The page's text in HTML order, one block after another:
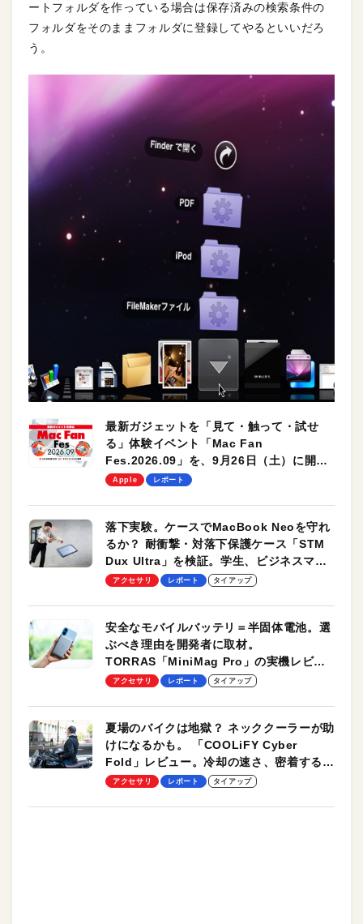
ートフォルダを作っている場合は保存済みの検索条件の
フォルダをそのままフォルダに登録してやるといいだろ
う。
最新ガジェットを「見て・触って・試せ
る」体験イベント「Mac Fan
Fes.2026.09」を、9月26日（土）に開催
します！
Apple レポート
落下実験。ケースでMacBook Neoを守れ
るか？ 耐衝撃・対落下保護ケース「STM
Dux Ultra」を検証。学生、ビジネスマン
のモバイルユースに最適！
アクセサリ レポート タイアップ
安全なモバイルバッテリ＝半固体電池。選
ぶべき理由を開発者に取材。
TORRAS「MiniMag Pro」の実機レビュ
ーも
アクセサリ レポート タイアップ
夏場のバイクは地獄？ ネッククーラーが助
けになるかも。 「COOLiFY Cyber
Fold」レビュー。冷却の速さ、密着する冷
却プレート、シンプルな操作性がグッド！
アクセサリ レポート タイアップ